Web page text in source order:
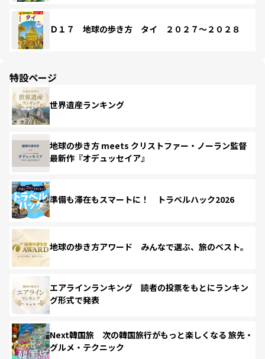
Ｄ１７ 地球の歩き方 タイ ２０２７～２０２８
特設ページ
世界遺産ランキング
地球の歩き方 meets クリストファー・ノーラン監督
最新作『オデュッセイア』
準備も滞在もスマートに！ トラベルハック2026
地球の歩き方アワード みんなで選ぶ、旅のベスト。
エアラインランキング 読者の投票をもとにランキン
グ形式で発表
Next韓国旅 次の韓国旅行がもっと楽しくなる 旅先・
グルメ・テクニック